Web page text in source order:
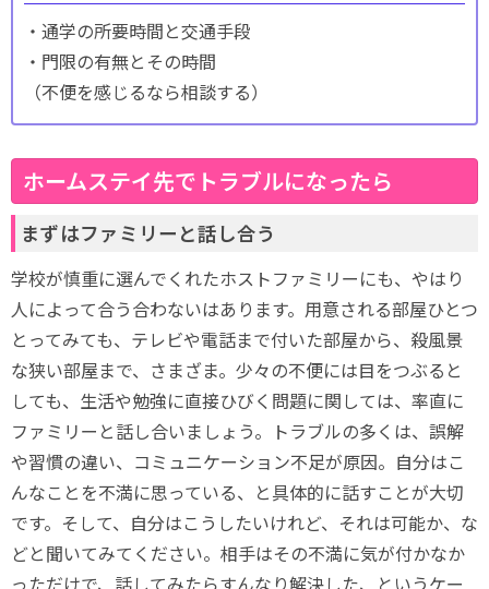
・通学の所要時間と交通手段
・門限の有無とその時間
（不便を感じるなら相談する）
ホームステイ先でトラブルになったら
まずはファミリーと話し合う
学校が慎重に選んでくれたホストファミリーにも、やはり
人によって合う合わないはあります。用意される部屋ひとつ
とってみても、テレビや電話まで付いた部屋から、殺風景
な狭い部屋まで、さまざま。少々の不便には目をつぶると
しても、生活や勉強に直接ひびく問題に関しては、率直に
ファミリーと話し合いましょう。トラブルの多くは、誤解
や習慣の違い、コミュニケーション不足が原因。自分はこ
んなことを不満に思っている、と具体的に話すことが大切
です。そして、自分はこうしたいけれど、それは可能か、な
どと聞いてみてください。相手はその不満に気が付かなか
っただけで、話してみたらすんなり解決した、というケー